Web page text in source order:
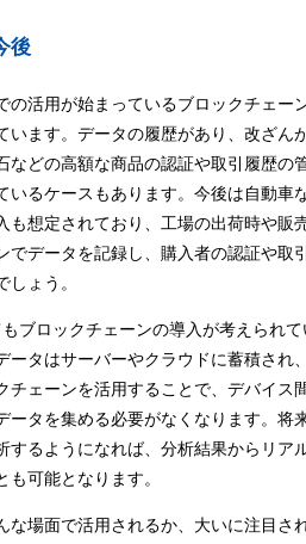
後
の活用が始まっているブロックチェー
います。データの履歴があり、改ざん
などの高額な商品の認証や取引履歴の
いるケースもあります。今後は自動車
も想定されており、工場の出荷時や販
でデータを記録し、購入者の認証や取
ょう。
ブロックチェーンの導入が考えられて
ータはサーバーやクラウドに蓄積され
チェーンを活用することで、デバイス
ータを集める必要がなくなります。将
するようになれば、分析結果からリア
可能となります。
な場面で活用されるか、大いに注目さ